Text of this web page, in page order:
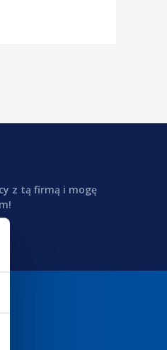
z tą firmą i mogę